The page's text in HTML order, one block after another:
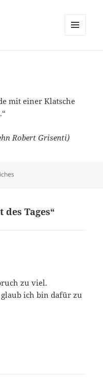
mit einer Klatsche
Robert Grisenti)
Tages“
zu viel.
ich bin dafür zu